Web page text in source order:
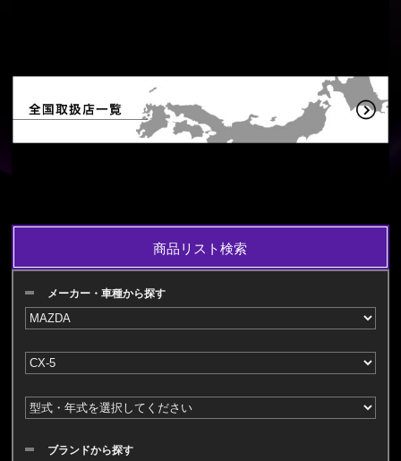
商品リスト検索
メーカー・車種から探す
ブランドから探す